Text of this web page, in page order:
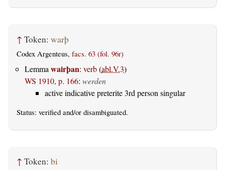
↑ Token: warþ
Codex Argenteus, facs. 63 (fol. 96r)
Lemmawairþan: verb(abl.V.3)
WS 1910, p. 166: werden
active indicative preterite 3rd person singular
Status: verified and/or disambiguated.
↑ Token: bi